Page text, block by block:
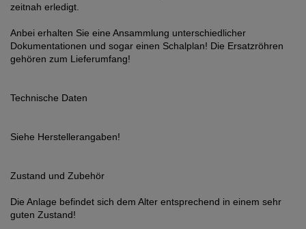
zeitnah erledigt.
Anbei erhalten Sie eine Ansammlung unterschiedlicher
Dokumentationen und sogar einen Schalplan! Die Ersatzröhren
gehören zum Lieferumfang!
Technische Daten
Siehe Herstellerangaben!
Zustand und Zubehör
Die Anlage befindet sich dem Alter entsprechend in einem sehr
guten Zustand!